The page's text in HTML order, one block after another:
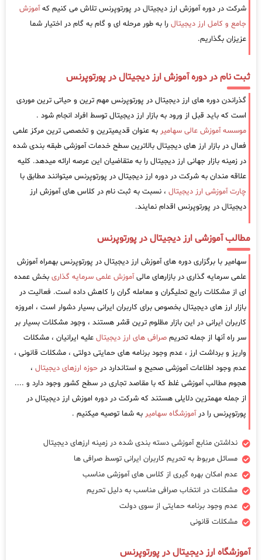
شرکت در دوره آموزش ارز دیجیتال در پورتوپرنس تلاش می کنیم کهآموزش
جامع و کامل ارز دیجیتال را به طور مرحله ای و گام به گام در اختیار شما
عزیزان بگذاریم.
ثبت نام در دوره آموزش ارز دیجیتال در پورتوپرنس
گذراندن دوره های ارز دیجیتال در پورتوپرنس مهم ترین و حیاتی ترین موردی
است که باید قبل از ورود به بازار ارز دیجیتال توسط افراد انجام شود .
موسسه آموزش عالی سهامیر به عنوان قدیمیترین و تخصصی ترین مرکز علمی
فعال در بازار ارز های دیجیتال بالاترین سطح خدمات آموزشی طبقه بندی شده
در زمینه بازار جهانی ارز دیجیتال را به متقاضیان این عرصه ارائه میدهد. کلیه
علاقه مندان به شرکت در دوره ارز دیجیتال در پورتوپرنس میتوانند مطابق با
چارت آموزشی ارز دیجیتال ، نسبت به ثبت نام در کلاس های آموزش ارز
دیجیتال در پورتوپرنس اقدام نمایند.
مطالب آموزشی ارز دیجیتال در پورتوپرنس
سهامیر با برگزاری دوره های آموزش ارز دیجیتال در پورتوپرنس بهمراه آموزش
علمی سرمایه گذاری در بازارهای مالیآموزش علمی سرمایه گذاری بخش عمده
ای از مشکلات رایج تحلیگران و معامله گران را کاهش داده است. فعالیت در
بازار ارز های دیجیتال بخصوص برای کاربران ایرانی بسیار دشوار است ، امروزه
کاربران ایرانی در این بازار مظلوم ترین قشر هستند ، وجود مشکلات بسیار بر
سر راه آنها از جمله تحریم صرافی های ارز دیجیتال علیه ایرانیان ، مشکلات
واریز و برداشت ارز ، عدم وجود برنامه های حمایتی دولتی ، مشکلات قانونی ،
عدم وجود اطلاعات آموزشی صحیح و استاندارد در حوزه ارزهای دیجیتال ،
هجوم مطالب آموزشی غلط که با مقاصد تجاری در سطح کشور وجود دارد و ....
از جمله مهمترین دلایلی هستند که شرکت در دوره اموزش ارز دیجیتال در
پورتوپرنس را درآموزشگاه سهامیر به شما توصیه میکنیم .
نداشتن منابع آموزشی دسته بندی شده در زمینه ارزهای دیجیتال
مسائل مربوط به تحریم کاربران ایرانی توسط صرافی ها
عدم امکان بهره گیری از کلاس های آموزشی مناسب
مشکلات در انتخاب صرافی مناسب به دلیل تحریم
عدم وجود برنامه حمایتی از سوی دولت
مشکلات قانونی
آموزشگاه ارز دیجیتال در پورتوپرنس